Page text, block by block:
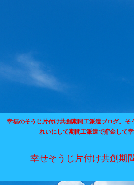
幸福のそうじ片付け共創期間工派遣ブログ。そ
れいにして期間工派遣で貯金して
幸せそうじ片付け共創期